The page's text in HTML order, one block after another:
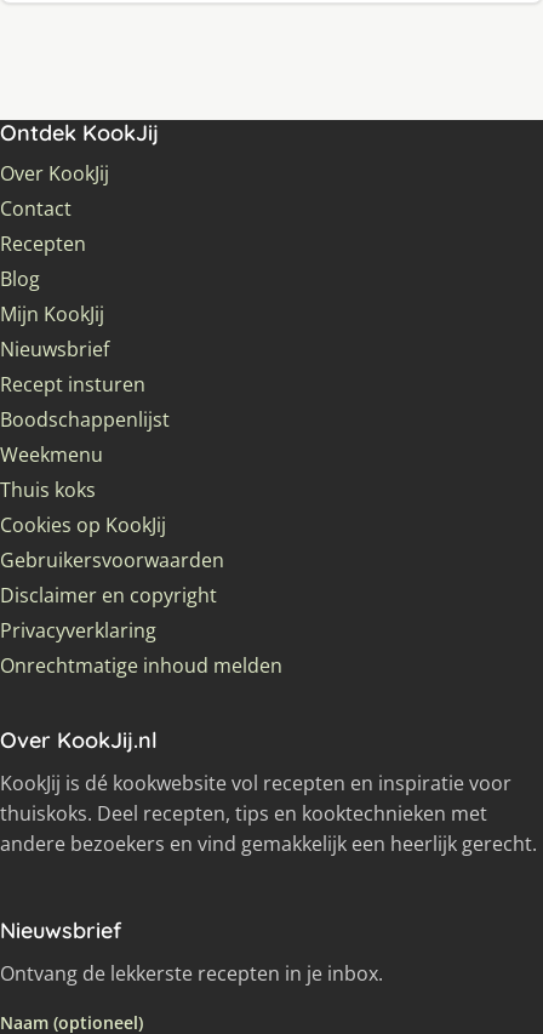
Ontdek KookJij
Over KookJij
Contact
Recepten
Blog
Mijn KookJij
Nieuwsbrief
Recept insturen
Boodschappenlijst
Weekmenu
Thuis koks
Cookies op KookJij
Gebruikersvoorwaarden
Disclaimer en copyright
Privacyverklaring
Onrechtmatige inhoud melden
Over KookJij.nl
KookJij is dé kookwebsite vol recepten en inspiratie voor
thuiskoks. Deel recepten, tips en kooktechnieken met
andere bezoekers en vind gemakkelijk een heerlijk gerecht.
Nieuwsbrief
Ontvang de lekkerste recepten in je inbox.
Naam (optioneel)